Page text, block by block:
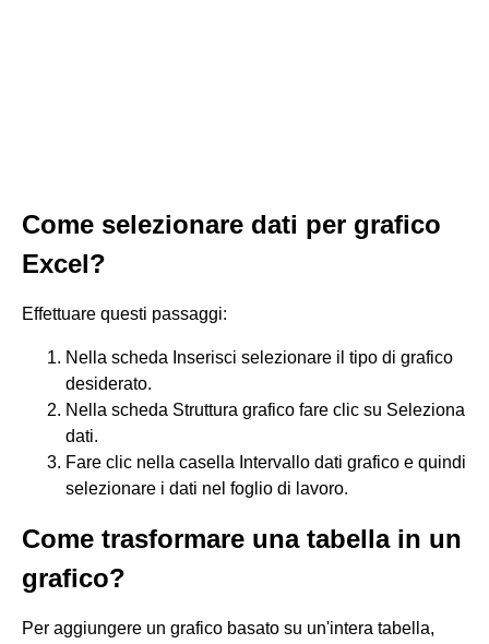
Come selezionare dati per grafico
Excel?
Effettuare questi passaggi:
Nella scheda Inserisci selezionare il tipo di grafico
desiderato.
Nella scheda Struttura grafico fare clic su Seleziona
dati.
Fare clic nella casella Intervallo dati grafico e quindi
selezionare i dati nel foglio di lavoro.
Come trasformare una tabella in un
grafico?
Per aggiungere un grafico basato su un'intera tabella,